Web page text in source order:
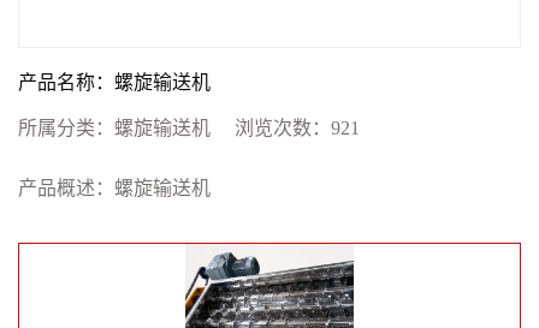
产品名称：螺旋输送机
所属分类： 螺旋输送机 浏览次数： 921
产品概述：螺旋输送机